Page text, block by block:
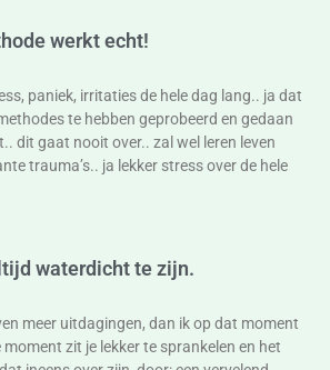
werkt echt!
paniek, irritaties de hele dag lang.. ja dat
te hebben geprobeerd en gedaan
dit gaat nooit over.. zal wel leren leven
trauma’s.. ja lekker stress over de hele
waterdicht te zijn.
meer uitdagingen, dan ik op dat moment
zit je lekker te sprankelen en het